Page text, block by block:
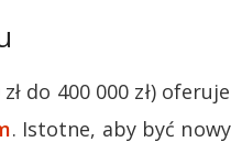
do 400 000 zł)
. Istotne, aby być